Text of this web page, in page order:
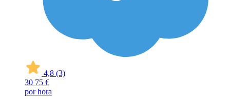
4,8 (3)
30 75 €
por hora